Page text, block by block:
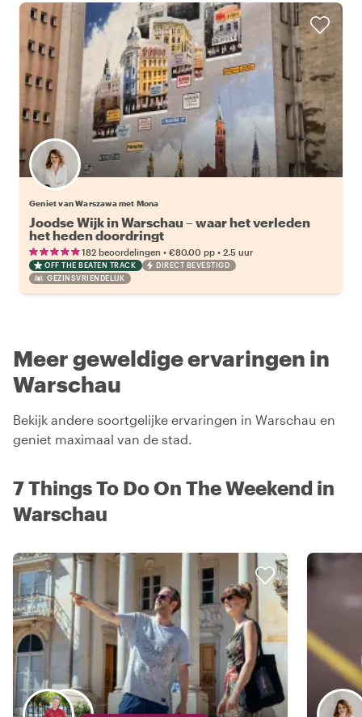
Geniet van Warszawa met Mona
Joodse Wijk in Warschau – waar het verleden
het heden doordringt
182 beoordelingen • €80.00 pp • 2.5 uur
OFF THE BEATEN TRACK
DIRECT BEVESTIGD
GEZINSVRIENDELIJK
Meer geweldige ervaringen in
Warschau
Bekijk andere soortgelijke ervaringen in Warschau en
geniet maximaal van de stad.
7 Things To Do On The Weekend in
Warschau